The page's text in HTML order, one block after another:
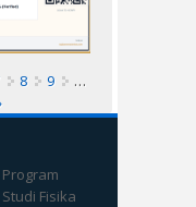
8 9
…
Program
Studi Fisika